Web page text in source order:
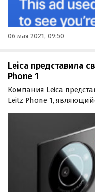
06 мая 2021, 09:50
Leica представила
Phone 1
Компания Leica
Leitz Phone 1,
дизайн и